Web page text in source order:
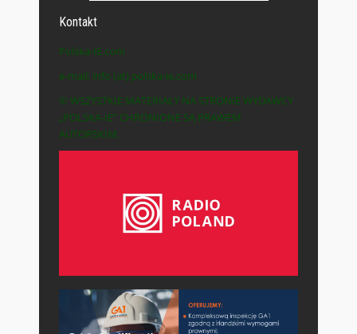
Kontakt
Polska-IE.com
e-mail: info (at) polska-ie.com
© WSZYSTKIE MATERIAŁY NA STRONIE WYDAWCY
„POLSKA-IE” CHRONIONE SĄ PRAWEM
AUTORSKIM.